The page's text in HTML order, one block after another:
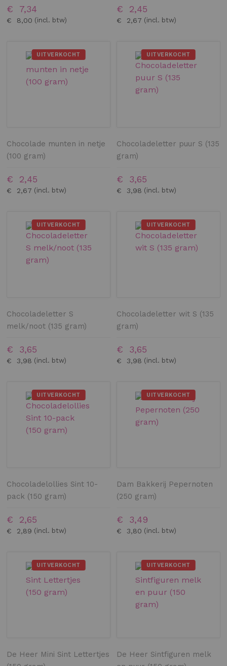
€ 8,00
€ 7,34
€ 2,67
€ 2,45
UITVERKOCHT
Chocolade munten in netje
(100 gram)
€ 2,67
€ 2,45
UITVERKOCHT
Chocoladeletter puur S (135
gram)
€ 3,98
€ 3,65
UITVERKOCHT
Chocoladeletter S
melk/noot (135 gram)
€ 3,98
€ 3,65
UITVERKOCHT
Chocoladeletter wit S (135
gram)
€ 3,98
€ 3,65
UITVERKOCHT
Chocoladelollies Sint 10-
pack (150 gram)
€ 2,89
€ 2,65
UITVERKOCHT
Dam Bakkerij Pepernoten
(250 gram)
€ 3,80
€ 3,49
UITVERKOCHT
De Heer Mini Sint Lettertjes
UITVERKOCHT
De Heer Sintfiguren melk